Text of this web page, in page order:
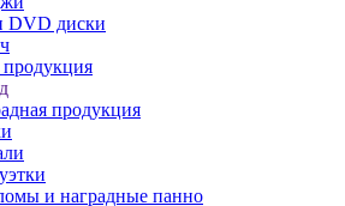
DVD диски
продукция
и наградные панно